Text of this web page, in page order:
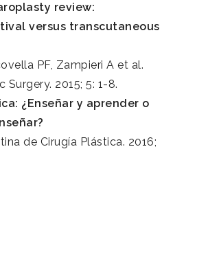
review:
versus transcutaneous
PF, Zampieri A et al.
Surgery. 2015; 5: 1-8.
¿Enseñar y aprender o
de Cirugía Plástica. 2016;